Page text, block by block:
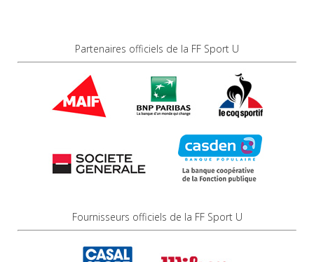
Partenaires officiels de la FF Sport U
Fournisseurs officiels de la FF Sport U